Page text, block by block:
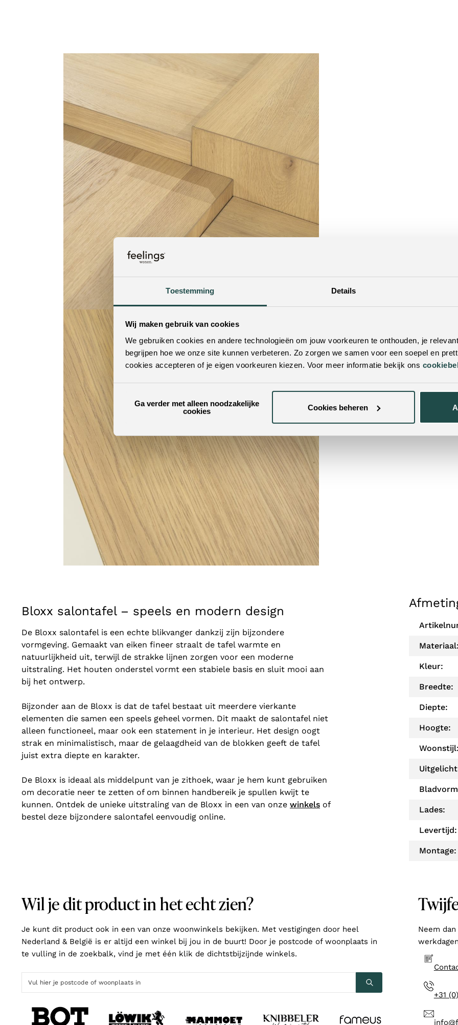
Toestemming Details
Wij maken gebruik van cookies
We gebruiken cookies en andere technologieën om jouw voorkeuren te onthouden, je
begrijpen hoe we onze site kunnen verbeteren. Zo zorgen we samen voor een soepel en
cookies accepteren of je eigen voorkeuren kiezen. Voor meer informatie bekijk ons
Ga verder met alleen noodzakelijke
cookies
Cookies beheren
Bloxx salontafel – speels en modern design
De Bloxx salontafel is een echte blikvanger dankzij zijn bijzondere
vormgeving. Gemaakt van eiken fineer straalt de tafel warmte en
natuurlijkheid uit, terwijl de strakke lijnen zorgen voor een moderne
uitstraling. Het houten onderstel vormt een stabiele basis en sluit mooi aan
bij het ontwerp.
Bijzonder aan de Bloxx is dat de tafel bestaat uit meerdere vierkante
elementen die samen een speels geheel vormen. Dit maakt de salontafel niet
alleen functioneel, maar ook een statement in je interieur. Het design oogt
strak en minimalistisch, maar de gelaagdheid van de blokken geeft de tafel
juist extra diepte en karakter.
De Bloxx is ideaal als middelpunt van je zithoek, waar je hem kunt gebruiken
om decoratie neer te zetten of om binnen handbereik je spullen kwijt te
kunnen. Ontdek de unieke uitstraling van de Bloxx in een van onze winkels of
bestel deze bijzondere salontafel eenvoudig online.
Kleur:
Breedte:
Diepte:
Hoogte:
Lades:
Levertijd:
Montage:
Wil je dit product in het echt zien?
Je kunt dit product ook in een van onze woonwinkels bekijken. Met vestigingen door heel
Nederland & België is er altijd een winkel bij jou in de buurt! Door je postcode of woonplaats in
te vulling in de zoekbalk, vind je met één klik de dichtstbijzijnde winkels.
Neem
+31